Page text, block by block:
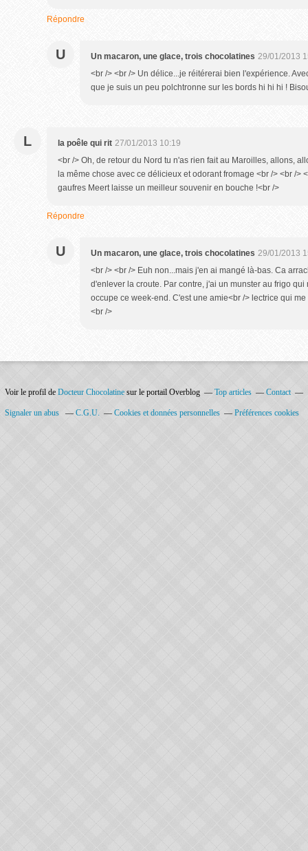
Répondre
U Un macaron, une glace, trois chocolatines 29/01/2013
<br /> <br /> Un délice...je réitérerai bien l'expérience.
que je suis un peu polchtronne sur les bords hi hi hi !
L la poêle qui rit 27/01/2013 10:19
<br /> Oh, de retour du Nord tu n'as rien fait au Maroilles, allons,
la même chose avec ce délicieux et odorant fromage <br /> <br />
gaufres Meert laisse un meilleur souvenir en bouche !<br />
Répondre
U Un macaron, une glace, trois chocolatines 29/01/2013
<br /> <br /> Euh non...mais j'en ai mangé là-bas. Ca
d'enlever la croute. Par contre, j'ai un munster au frigo qui
occupe ce week-end. C'est une amie<br /> lectrice qui
<br />
Voir le profil de Docteur Chocolatine sur le portail Overblog Top articles Contact
Signaler un abus C.G.U. Cookies et données personnelles Préférences cookies